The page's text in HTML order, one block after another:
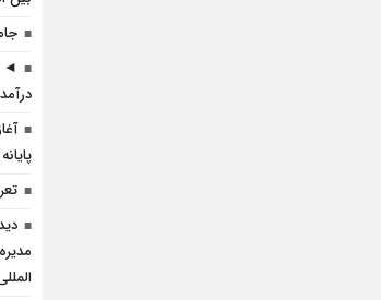
◄